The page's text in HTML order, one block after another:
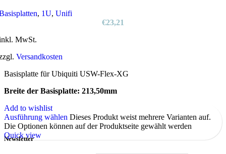
, 1U, Unifi
€23,21
MwSt.
Versandkosten
Basisplatte für Ubiquiti USW-Flex-XG
Breite der Basisplatte: 213,50mm
Add to wishlist
Ausführung wählen Dieses Produkt weist mehrere Varianten auf.
Die Optionen können auf der Produktseite gewählt werden
Quick view
Newsletter